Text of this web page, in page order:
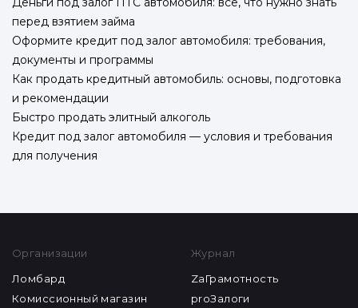
перед взятием займа
Оформите кредит под залог автомобиля: требования,
документы и программы
Как продать кредитный автомобиль: основы, подготовка
и рекомендации
Быстро продать элитный алкоголь
Кредит под залог автомобиля — условия и требования
для получения
Организации
Ломбард
Комиссионный магазин
Журнал
ZaГрамотность
proЗалоги